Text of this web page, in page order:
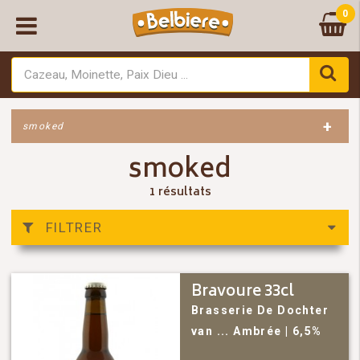
0
smoked +
smoked
1 résultats
FILTRER
Bravoure 33cl
Brasserie De Dochter
van ... Ambrée | 6,5%